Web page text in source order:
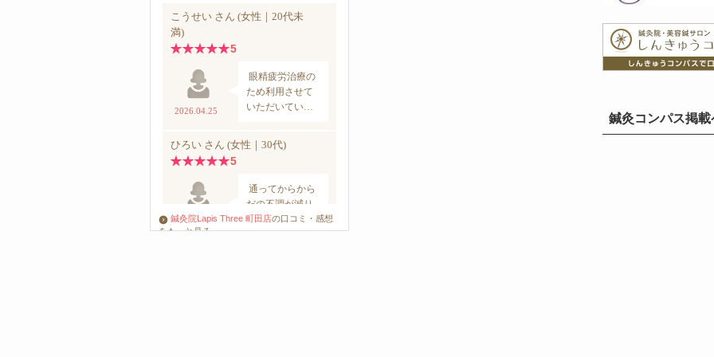
鍼灸院Lapis Three 町田店の口コミ・感想
をもっと見る
鍼灸コンパス掲載